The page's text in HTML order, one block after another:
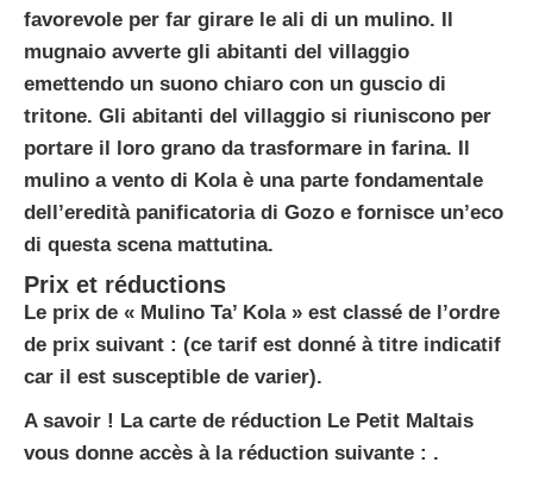
favorevole per far girare le ali di un mulino. Il
mugnaio avverte gli abitanti del villaggio
emettendo un suono chiaro con un guscio di
tritone. Gli abitanti del villaggio si riuniscono per
portare il loro grano da trasformare in farina. Il
mulino a vento di Kola è una parte fondamentale
dell’eredità panificatoria di Gozo e fornisce un’eco
di questa scena mattutina.
Prix et réductions
Le prix de « Mulino Ta’ Kola » est classé de l’ordre
de prix suivant : (ce tarif est donné à titre indicatif
car il est susceptible de varier).
A savoir ! La carte de réduction Le Petit Maltais
vous donne accès à la réduction suivante : .